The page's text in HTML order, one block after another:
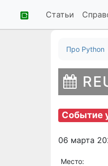
Статьи
Про Python
Событие
06 марта
Место: